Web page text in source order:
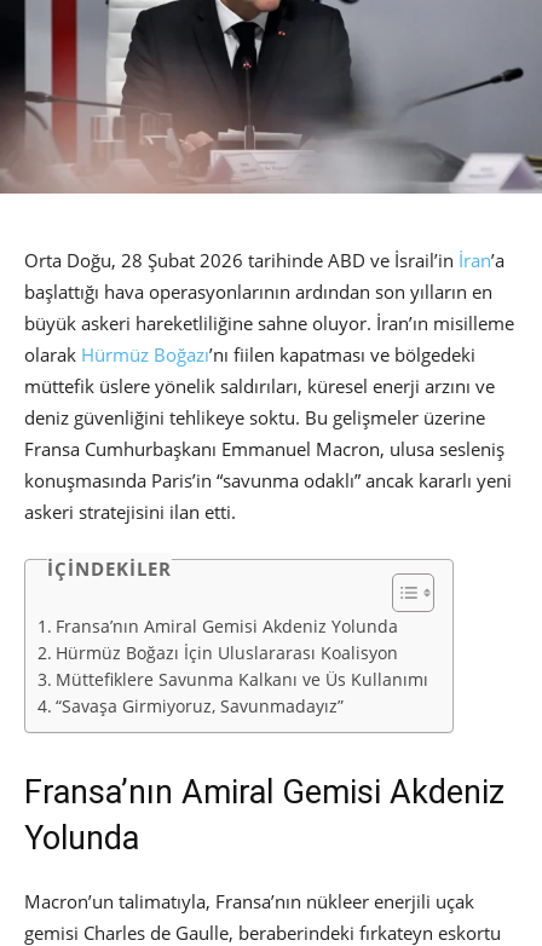
Orta Doğu, 28 Şubat 2026 tarihinde ABD ve İsrail’in İran’a
başlattığı hava operasyonlarının ardından son yılların en
büyük askeri hareketliliğine sahne oluyor. İran’ın misilleme
olarak Hürmüz Boğazı’nı fiilen kapatması ve bölgedeki
müttefik üslere yönelik saldırıları, küresel enerji arzını ve
deniz güvenliğini tehlikeye soktu. Bu gelişmeler üzerine
Fransa Cumhurbaşkanı Emmanuel Macron, ulusa sesleniş
konuşmasında Paris’in “savunma odaklı” ancak kararlı yeni
askeri stratejisini ilan etti.
İÇİNDEKİLER
Fransa’nın Amiral Gemisi Akdeniz Yolunda
Hürmüz Boğazı İçin Uluslararası Koalisyon
Müttefiklere Savunma Kalkanı ve Üs Kullanımı
“Savaşa Girmiyoruz, Savunmadayız”
Fransa’nın Amiral Gemisi Akdeniz
Yolunda
Macron’un talimatıyla, Fransa’nın nükleer enerjili uçak
gemisi Charles de Gaulle, beraberindeki fırkateyn eskortu